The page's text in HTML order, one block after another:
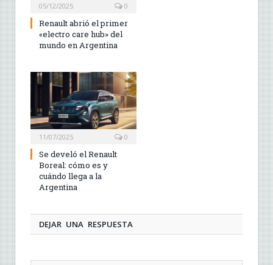
05/12/2025 0
Renault abrió el primer
«electro care hub» del
mundo en Argentina
11/07/2025 0
Se develó el Renault
Boreal: cómo es y
cuándo llega a la
Argentina
DEJAR UNA RESPUESTA